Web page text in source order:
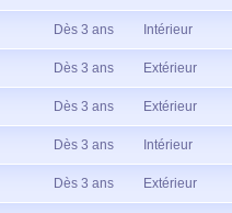
Dès 3 ans Intérieur
Dès 3 ans Extérieur
Dès 3 ans Extérieur
Dès 3 ans Intérieur
Dès 3 ans Extérieur